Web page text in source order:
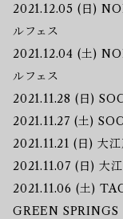
2021.12.05 (日)
ルフェス
2021.12.04 (土)
ルフェス
2021.11.28 (日)
2021.11.27 (土)
2021.11.21 (日) 大
2021.11.07 (日) 大
2021.11.06 (土)
GREEN SPRINGS